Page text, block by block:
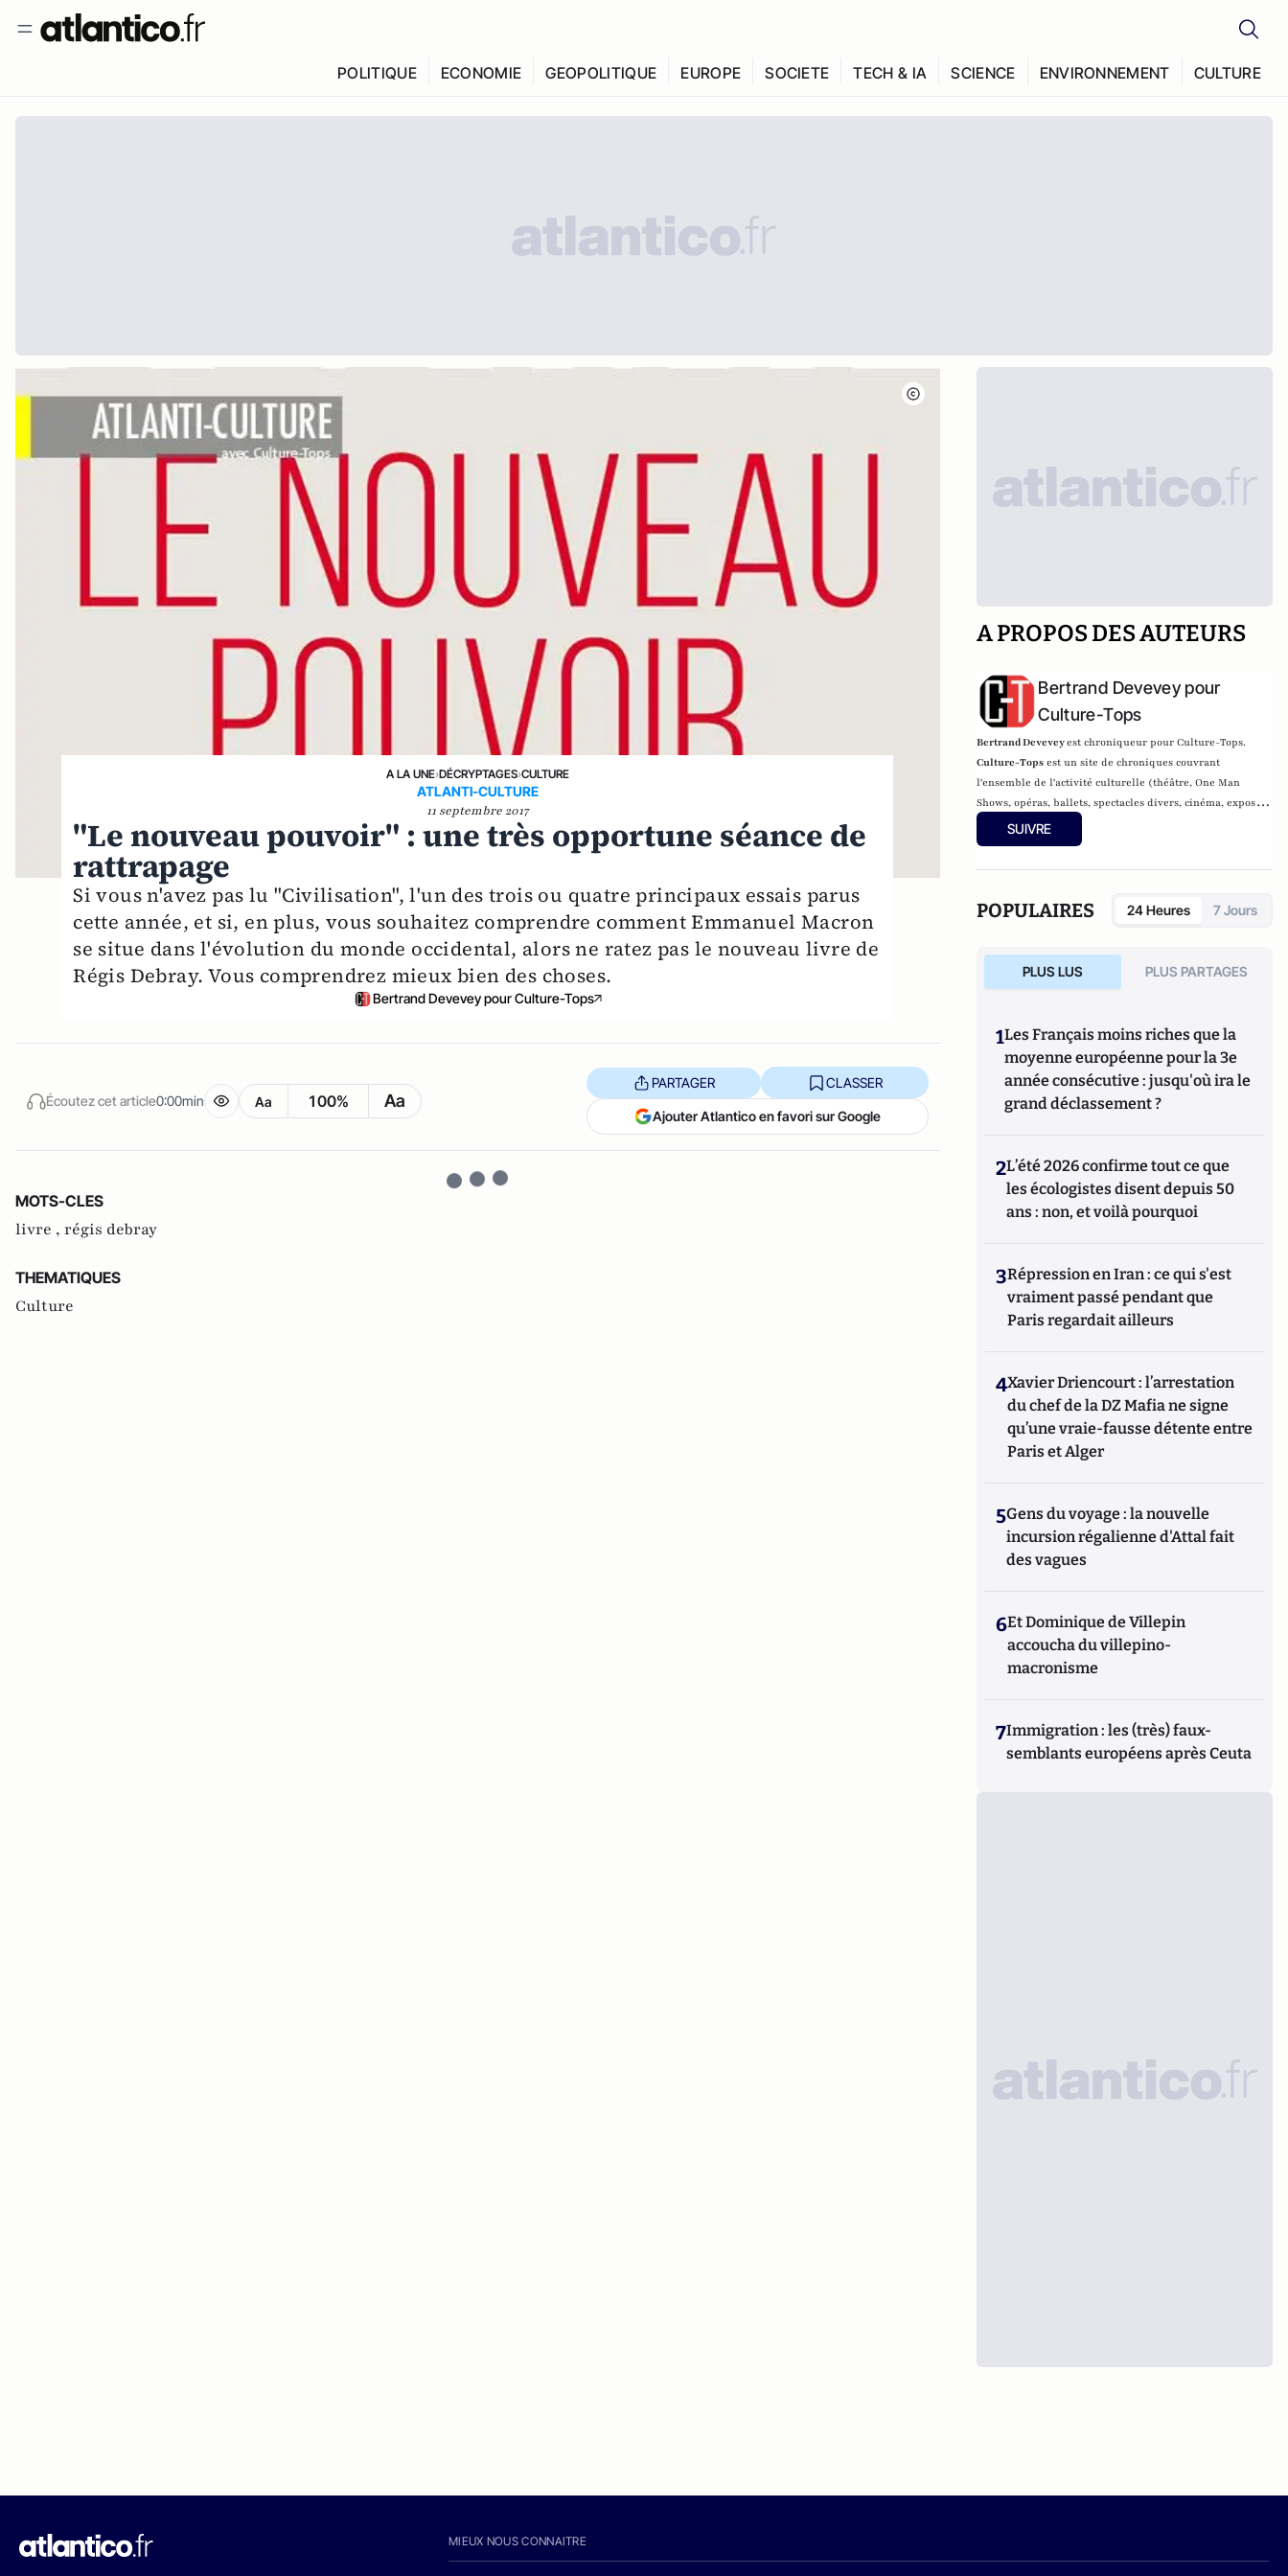
POLITIQUE ECONOMIE GEOPOLITIQUE EUROPE SOCIETE TECH & IA SCIENCE ENVIRONNEMENT CULTURE
A LA UNE›DÉCRYPTAGES›CULTURE
ATLANTI-CULTURE
11 septembre 2017
"Le nouveau pouvoir" : une très opportune séance de
rattrapage
Si vous n'avez pas lu "Civilisation", l'un des trois ou quatre principaux essais parus
cette année, et si, en plus, vous souhaitez comprendre comment Emmanuel Macron
se situe dans l'évolution du monde occidental, alors ne ratez pas le nouveau livre de
Régis Debray. Vous comprendrez mieux bien des choses.
Bertrand Devevey pour Culture-Tops
Écoutez cet article0:00min Aa 100% Aa
PARTAGER CLASSER
Ajouter Atlantico en favori sur Google
MOTS-CLES
livre , régis debray
THEMATIQUES
Culture
A PROPOS DES AUTEURS
Bertrand Devevey pour
Culture-Tops
Bertrand Deveveyest chroniqueur pour Culture-Tops.
Culture-Tops est un site de chroniques couvrant
l'ensemble de l'activité culturelle (théâtre, One Man
Shows, opéras, ballets, spectacles divers, cinéma, expos,
livres, etc.).
SUIVRE
POPULAIRES 24 Heures 7 Jours
PLUS LUS PLUS PARTAGES
1Les Français moins riches que la
moyenne européenne pour la 3e
année consécutive : jusqu'où ira le
grand déclassement ?
2L’été 2026 confirme tout ce que
les écologistes disent depuis 50
ans : non, et voilà pourquoi
3Répression en Iran : ce qui s'est
vraiment passé pendant que
Paris regardait ailleurs
4Xavier Driencourt : l’arrestation
du chef de la DZ Mafia ne signe
qu’une vraie-fausse détente entre
Paris et Alger
5Gens du voyage : la nouvelle
incursion régalienne d'Attal fait
des vagues
6Et Dominique de Villepin
accoucha du villepino-
macronisme
7Immigration : les (très) faux-
semblants européens après Ceuta
MIEUX NOUS CONNAITRE